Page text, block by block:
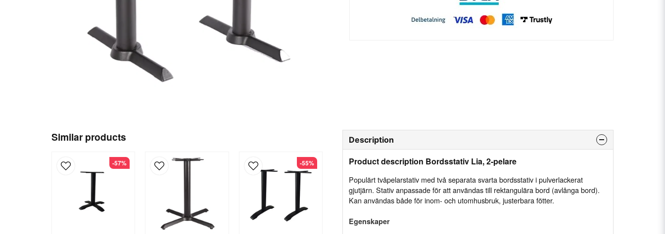
Similar products
-57% -55%
Description
Product description Bordsstativ Lia, 2-pelare
Populärt tvåpelarstativ med två separata svarta bordsstativ i pulverlackerat
gjutjärn. Stativ anpassade för att användas till rektangulära bord (avlånga bord).
Kan användas både för inom- och utomhusbruk, justerbara fötter.
Egenskaper